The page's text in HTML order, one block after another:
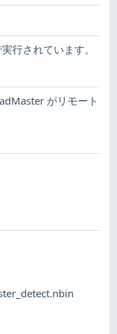
行されています。
がリモート